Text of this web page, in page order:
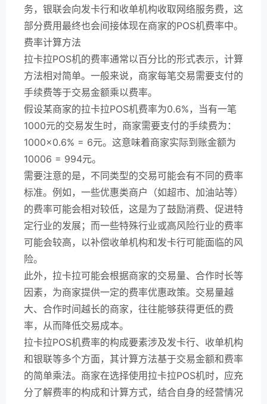
务，银联会向发卡行和收单机构收取网络服务费，这
部分费用最终也会间接体现在商家的POS机费率中。
费率计算方法
拉卡拉POS机的费率通常以百分比的形式表示，计算
方法相对简单。一般来说，商家每笔交易需要支付的
手续费等于交易金额乘以费率。
假设某商家的拉卡拉POS机费率为0.6%，当有一笔
1000元的交易发生时，商家需要支付的手续费为：
1000×0.6% = 6元。这意味着商家实际到账金额为
10006 = 994元。
需要注意的是，不同类型的交易可能会有不同的费率
标准。例如，一些优惠类商户（如超市、加油站等）
的费率可能会相对较低，这是为了鼓励消费、促进特
定行业的发展；而一些特殊行业或高风险行业的费率
可能会较高，以补偿收单机构和发卡行可能面临的风
险。
此外，拉卡拉可能会根据商家的交易量、合作时长等
因素，为商家提供一定的费率优惠政策。交易量越
大、合作时间越长的商家，往往能够获得更低的费
率，从而降低交易成本。
拉卡拉POS机费率的构成要素涉及发卡行、收单机构
和银联等多个方面，其计算方法基于交易金额和费率
的简单乘法。商家在选择使用拉卡拉POS机时，应充
分了解费率的构成和计算方式，结合自身的经营情况